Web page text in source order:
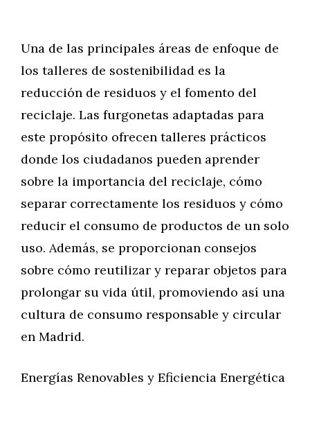
Una de las principales áreas de enfoque de
los talleres de sostenibilidad es la
reducción de residuos y el fomento del
reciclaje. Las furgonetas adaptadas para
este propósito ofrecen talleres prácticos
donde los ciudadanos pueden aprender
sobre la importancia del reciclaje, cómo
separar correctamente los residuos y cómo
reducir el consumo de productos de un solo
uso. Además, se proporcionan consejos
sobre cómo reutilizar y reparar objetos para
prolongar su vida útil, promoviendo así una
cultura de consumo responsable y circular
en Madrid.
Energías Renovables y Eficiencia Energética